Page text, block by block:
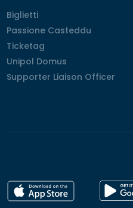
Biglietti
Biglietti
Passione Casteddu
Passione Casteddu
Ticketag
Ticketag
Unipol Domus
Unipol Domus
Supporter Liaison Officer
Supporter Liaison Officer